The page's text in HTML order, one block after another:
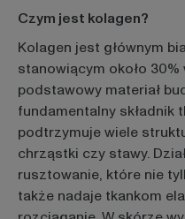
Czym jest kolagen?
Kolagen jest głównym
stanowiącym około 30%
podstawowy materiał
fundamentalny składnik
podtrzymuje wiele
chrząstki czy stawy.
rusztowanie, które nie
także nadaje tkankom